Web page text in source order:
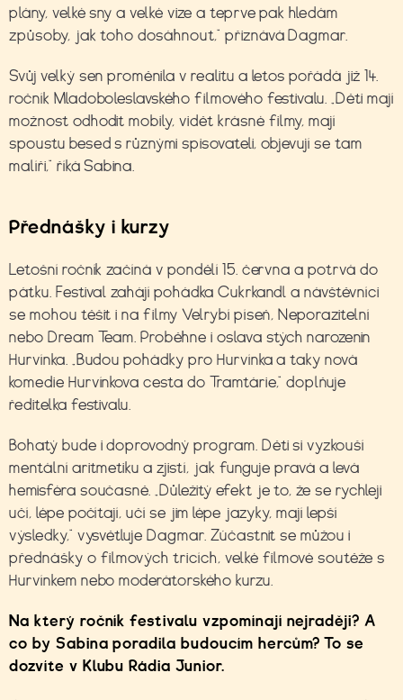
plány, velké sny a velké vize a teprve pak hledám
způsoby, jak toho dosáhnout,“ přiznává Dagmar.
Svůj velký sen proměnila v realitu a letos pořádá již 14.
ročník Mladoboleslavského filmového festivalu. „Děti mají
možnost odhodit mobily, vidět krásné filmy, mají
spoustu besed s různými spisovateli, objevují se tam
malíři,“ říká Sabina.
Přednášky i kurzy
Letošní ročník začíná v pondělí 15. června a potrvá do
pátku. Festival zahájí pohádka Cukrkandl a návštěvníci
se mohou těšit i na filmy Velrybí píseň, Neporazitelní
nebo Dream Team. Proběhne i oslava stých narozenin
Hurvínka. „Budou pohádky pro Hurvínka a taky nová
komedie Hurvínkova cesta do Tramtárie,“ doplňuje
ředitelka festivalu.
Bohatý bude i doprovodný program. Děti si vyzkouší
mentální aritmetiku a zjistí, jak funguje pravá a levá
hemisféra současně. „Důležitý efekt je to, že se rychleji
učí, lépe počítají, učí se jim lépe jazyky, mají lepší
výsledky,“ vysvětluje Dagmar. Zúčastnit se můžou i
přednášky o filmových tricích, velké filmové soutěže s
Hurvínkem nebo moderátorského kurzu.
Na který ročník festivalu vzpomínají nejraději? A
co by Sabina poradila budoucím hercům? To se
dozvíte v Klubu Rádia Junior.